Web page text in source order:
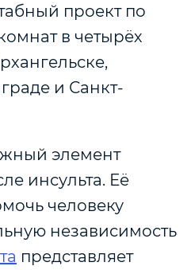
проект по
в четырёх
и Санкт-
элемент
инсульта. Её
человеку
независимость
представляет